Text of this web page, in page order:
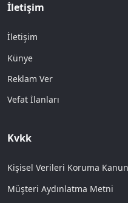
İletişim
İletişim
Künye
Reklam Ver
Vefat İlanları
Kvkk
Kişisel Verileri Koruma
Müşteri Aydınlatma Metni